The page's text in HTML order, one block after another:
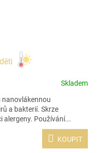
Skladem
nanovlákennou
a bakterií. Skrze
alergeny. Používání...
KOUPIT